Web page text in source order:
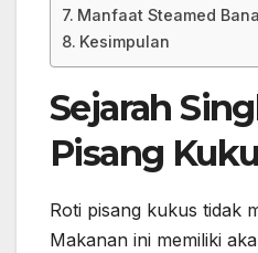
Manfaat Steamed
Kesimpulan
Sejarah
Pisang
Roti pisang kukus tidak
Makanan ini memiliki